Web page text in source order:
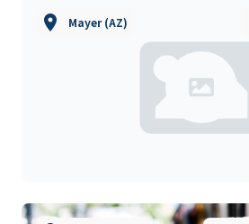
Mayer (AZ)